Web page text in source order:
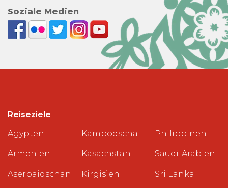
Soziale Medien
Reiseziele
Ägypten
Armenien
Aserbaidschan
Kambodscha
Kasachstan
Kirgisien
Philippinen
Saudi-Arabien
Sri Lanka